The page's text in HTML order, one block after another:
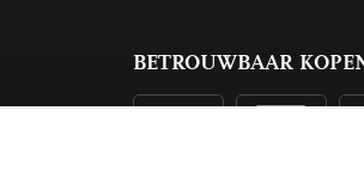
BETROUWBAAR